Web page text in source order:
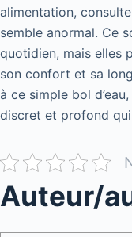
alimentation,
semble anormal. Ce
quotidien, mais elles
son confort et sa
à ce simple bol
discret et profond
Auteur/